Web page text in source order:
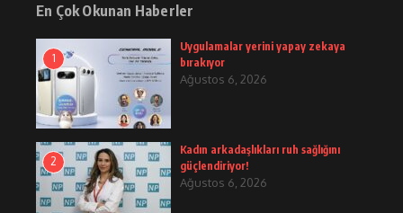
En Çok Okunan Haberler
1
Uygulamalar yerini yapay zekaya
bırakıyor
Ağustos 6, 2026
2
Kadın arkadaşlıkları ruh sağlığını
güçlendiriyor!
Ağustos 6, 2026